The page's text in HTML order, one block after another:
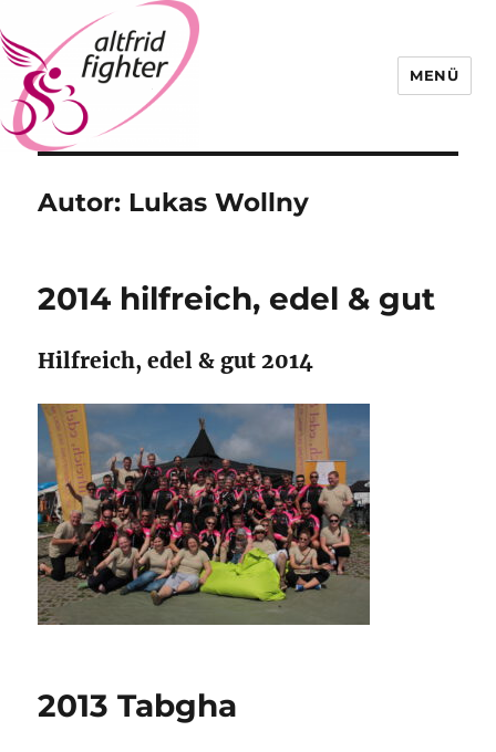
MENÜ
Autor: Lukas Wollny
2014 hilfreich, edel & gut
Hilfreich, edel & gut 2014
2013 Tabgha